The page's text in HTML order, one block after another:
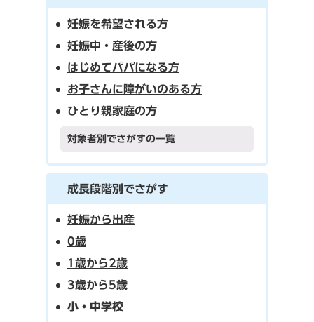
妊娠を希望される方
妊娠中・産後の方
はじめてパパになる方
お子さんに障がいのある方
ひとり親家庭の方
対象者別でさがすの一覧
成長段階別でさがす
妊娠から出産
0歳
1歳から2歳
3歳から5歳
小・中学校